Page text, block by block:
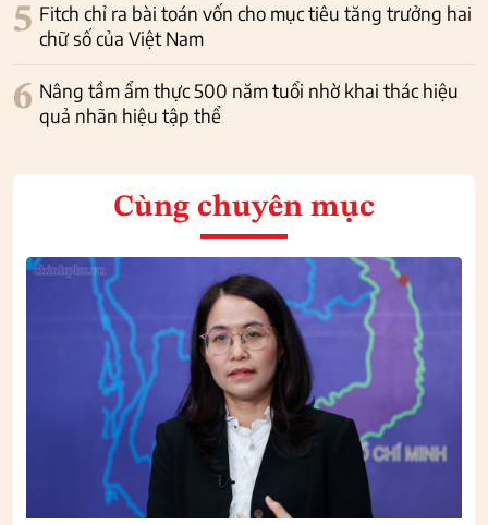
5 Fitch chỉ ra bài toán vốn cho mục tiêu tăng trưởng hai
chữ số của Việt Nam
6 Nâng tầm ẩm thực 500 năm tuổi nhờ khai thác hiệu
quả nhãn hiệu tập thể
Cùng chuyên mục